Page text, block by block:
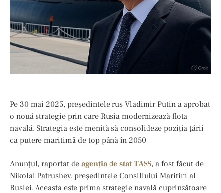
Pe 30 mai 2025, președintele rus Vladimir Putin a aprobat
o nouă strategie prin care Rusia modernizează flota
navală. Strategia este menită să consolideze poziția țării
ca putere maritimă de top până în 2050.
Anunțul, raportat de agenția de stat TASS, a fost făcut de
Nikolai Patrushev, președintele Consiliului Maritim al
Rusiei. Aceasta este prima strategie navală cuprinzătoare